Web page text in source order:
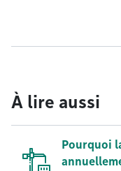
À lire aussi
Pourquoi